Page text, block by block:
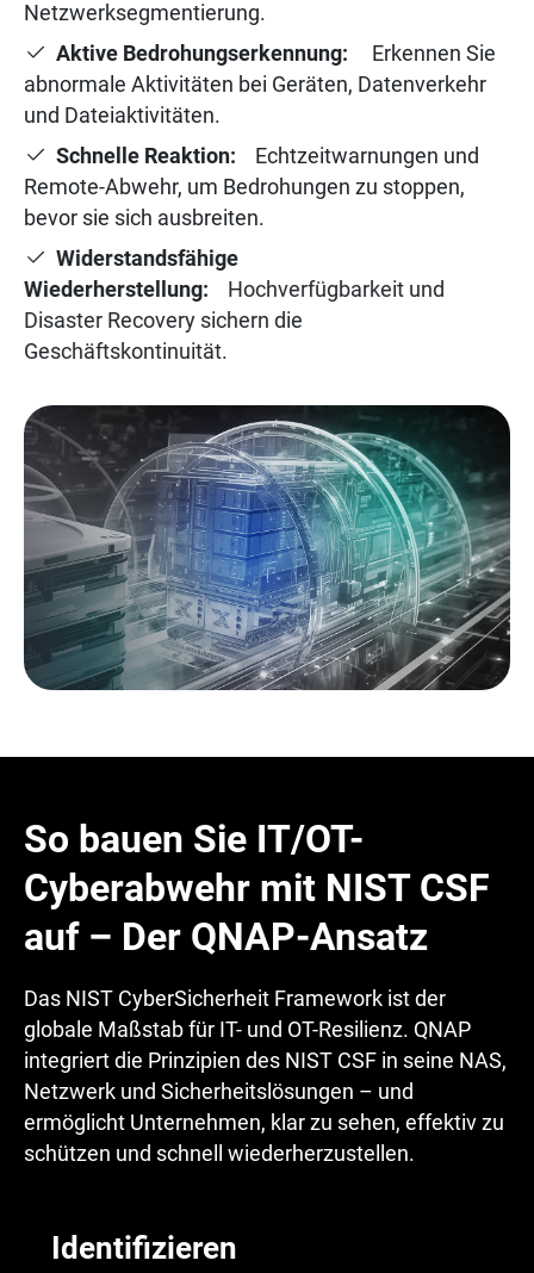
Netzwerksegmentierung.
Aktive Bedrohungserkennung:
Erkennen Sie
abnormale Aktivitäten bei Geräten, Datenverkehr
und Dateiaktivitäten.
Schnelle Reaktion:
Echtzeitwarnungen und
Remote-Abwehr, um Bedrohungen zu stoppen,
bevor sie sich ausbreiten.
Widerstandsfähige
Wiederherstellung:
Hochverfügbarkeit und
Disaster Recovery sichern die
Geschäftskontinuität.
So bauen Sie IT/OT-
Cyberabwehr mit NIST CSF
auf – Der QNAP-Ansatz
Das NIST CyberSicherheit Framework ist der
globale Maßstab für IT- und OT-Resilienz. QNAP
integriert die Prinzipien des NIST CSF in seine NAS,
Netzwerk und Sicherheitslösungen – und
ermöglicht Unternehmen, klar zu sehen, effektiv zu
schützen und schnell wiederherzustellen.
Identifizieren